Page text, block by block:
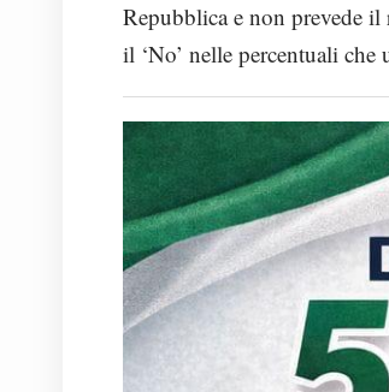
Repubblica e non prevede
il ‘No’ nelle percentuali